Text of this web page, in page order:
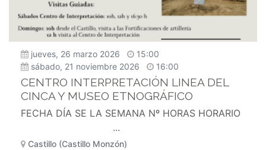
jueves, 26 marzo 2026
15:00
sábado, 21 noviembre 2026
16:00
CENTRO INTERPRETACIÓN LINEA DEL
CINCA Y MUSEO ETNOGRÁFICO
FECHA DÍA SE LA SEMANA Nº HORAS HORARIO
...
Castillo (Castillo Monzón)